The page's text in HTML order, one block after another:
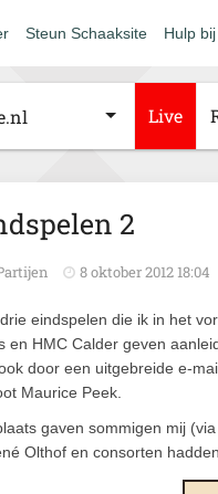
Steun Schaaksite Hulp
Live
2
8 oktober 2012 18:04
eindspelen die ik in het
en HMC Calder geven
door een uitgebreide e-
Maurice Peek.
gaven sommigen mij
Olthof en consorten